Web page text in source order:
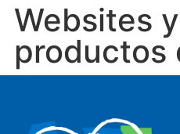
Websites y
productos